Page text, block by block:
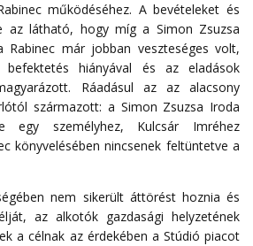
működéséhez. A bevételeket és
az látható, hogy míg a Simon Zsuzsa
Rabinec már jobban veszteséges volt,
hiányával és az eladások
Ráadásul az az alacsony
származott: a Simon Zsuzsa Iroda
egy személyhez, Kulcsár Imréhez
könyvelésében nincsenek feltüntetve a
nem sikerült áttörést hoznia és
az alkotók gazdasági helyzetének
a célnak az érdekében a Stúdió piacot